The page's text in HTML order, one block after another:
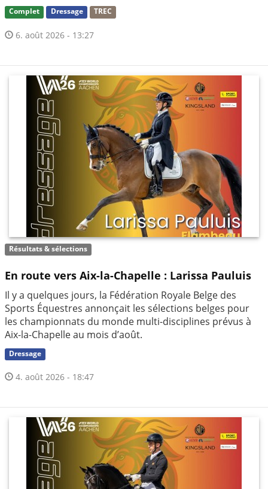
Complet Dressage TREC
6. août 2026 - 13:27
Résultats & sélections
En route vers Aix-la-Chapelle : Larissa Pauluis
Il y a quelques jours, la Fédération Royale Belge des
Sports Équestres annonçait les sélections belges pour
les championnats du monde multi-disciplines prévus à
Aix-la-Chapelle au mois d’août.
Dressage
4. août 2026 - 18:47